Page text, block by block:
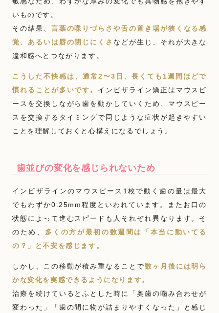
いものです。
その結果、 言葉の喋りづらさや舌の置き場が狭くなる感
覚、あるいは唇の閉じにくさ などが生じ、それが大きな
違和感へとつながります。
こうした不快感は、通常2〜3日、長くても1週間ほどで
慣れることが多いです。 インビザライン矯正はマウスピ
ースを交換しながら歯を動かしていくため、マウスピー
スを交換するタイミングで同じような症状が起きやすい
ことを理解しておくと心構えになるでしょう。
歯並びの変化を感じられないため
インビザラインのマウスピース1枚で動く歯の量は最大
でもわずか0.25mm程度といわれています。またお口の
状態によって進むスピードも人それぞれ異なります。そ
のため、 多くの方が最初の数週間は「本当に動いてる
の？」と不安を感じます。
しかし、この移動が積み重なることで数ヶ月後には明ら
かな変化を実感できるようになります。
治療を続けているとふとした時に「奥歯の噛み合わせが
変わった」「歯の間に物が詰まりやすくなった」と感じ